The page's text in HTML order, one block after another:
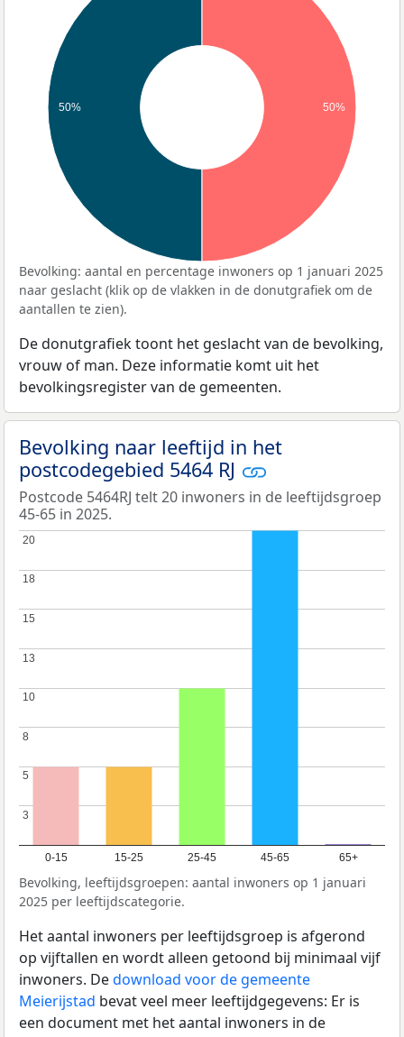
50% 50%
Bevolking: aantal en percentage inwoners op 1 januari 2025
naar geslacht (klik op de vlakken in de donutgrafiek om de
aantallen te zien).
De donutgrafiek toont het geslacht van de bevolking,
vrouw of man. Deze informatie komt uit het
bevolkingsregister van de gemeenten.
Bevolking naar leeftijd in het
postcodegebied 5464 RJ
Postcode 5464RJ telt 20 inwoners in de leeftijdsgroep
45-65 in 2025.
0-15 15-25 25-45 45-65 65+
3
3
5
5
8
8
10
10
13
13
15
15
18
18
20
20
Bevolking, leeftijdsgroepen: aantal inwoners op 1 januari
2025 per leeftijdscategorie.
Het aantal inwoners per leeftijdsgroep is afgerond
op vijftallen en wordt alleen getoond bij minimaal vijf
inwoners. Dedownload voor de gemeente
Meierijstad bevat veel meer leeftijdgegevens: Er is
een document met het aantal inwoners in de